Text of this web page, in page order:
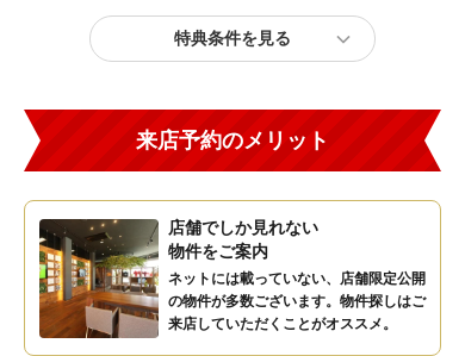
特典条件を見る
来店予約のメリット
店舗でしか見れない
物件をご案内
ネットには載っていない、店舗限定公開
の物件が多数ございます。物件探しはご
来店していただくことがオススメ。